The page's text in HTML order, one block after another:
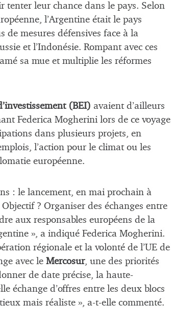
tenter leur chance dans le pays. Selon
l’Argentine était le pays
de mesures défensives face à la
et l’Indonésie. Rompant avec ces
sa mue et multiplie les réformes
(BEI) avaient d’ailleurs
Federica Mogherini lors de ce voyage
dans plusieurs projets, en
l’action pour le climat ou les
européenne.
: le lancement, en mai prochain à
Objectif ? Organiser des échanges entre
aux responsables européens de la
», a indiqué Federica Mogherini.
régionale et la volonté de l’UE de
avec le Mercosur, une des priorités
de date précise, la haute-
échange d’offres entre les deux blocs
mais réaliste », a-t-elle commenté.